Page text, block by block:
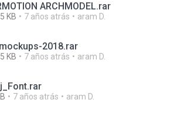
ARCHMODEL.rar
KB 7 años atrás aram D.
2018.rar
KB 7 años atrás aram D.
7 años atrás aram D.